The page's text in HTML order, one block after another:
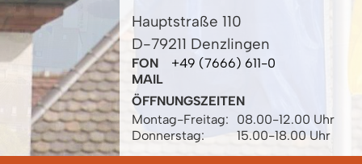
Hauptstraße 110
D-79211 Denzlingen
FON
+49 (7666) 611-0
MAIL
ÖFFNUNGSZEITEN
Montag-Freitag:
08.00-12.00 Uhr
Donnerstag:
15.00-18.00 Uhr